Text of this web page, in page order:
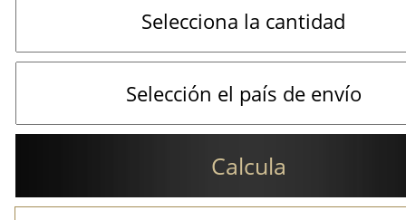
Calcula